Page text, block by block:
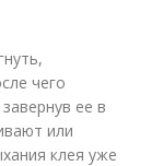
чего
ее в
или
клея уже